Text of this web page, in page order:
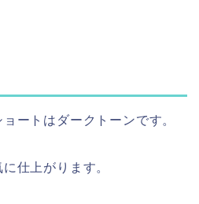
ートはダークトーンです。
仕上がります。